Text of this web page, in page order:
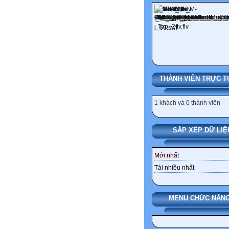
THÀNH VIÊN TRỰC
1 khách và 0 thành viên
SẮP XẾP DỮ
Mới nhất
Tải nhiều nhất
MENU CHỨC